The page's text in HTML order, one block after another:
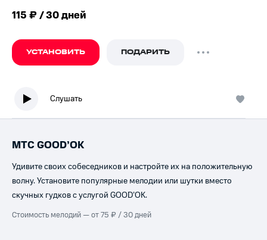
115 ₽ / 30 дней
УСТАНОВИТЬ ПОДАРИТЬ
Слушать
МТС GOOD’OK
Удивите своих собеседников и настройте их на положительную
волну. Установите популярные мелодии или шутки вместо
скучных гудков с услугой GOOD’OK.
Стоимость мелодий — от 75 ₽ / 30 дней